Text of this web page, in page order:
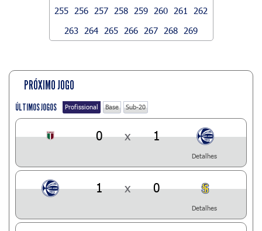
255
256 257 258 259 260 261
262
263
264 265 266 267 268 269
PRÓXIMO JOGO
ÚLTIMOS JOGOS Profissional Base Sub-20
0 x 1
Detalhes
1 x 0
Detalhes